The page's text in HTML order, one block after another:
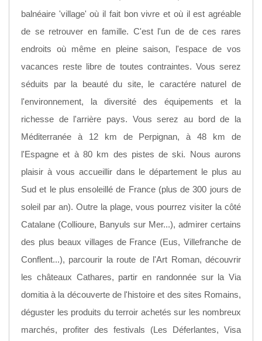
balnéaire 'village' où il fait bon vivre et où il est agréable
de se retrouver en famille. C'est l'un de de ces rares
endroits où même en pleine saison, l'espace de vos
vacances reste libre de toutes contraintes. Vous serez
séduits par la beauté du site, le caractére naturel de
l'environnement, la diversité des équipements et la
richesse de l'arrière pays. Vous serez au bord de la
Méditerranée à 12 km de Perpignan, à 48 km de
l'Espagne et à 80 km des pistes de ski. Nous aurons
plaisir à vous accueillir dans le département le plus au
Sud et le plus ensoleillé de France (plus de 300 jours de
soleil par an). Outre la plage, vous pourrez visiter la côté
Catalane (Collioure, Banyuls sur Mer...), admirer certains
des plus beaux villages de France (Eus, Villefranche de
Conflent...), parcourir la route de l'Art Roman, découvrir
les châteaux Cathares, partir en randonnée sur la Via
domitia à la découverte de l'histoire et des sites Romains,
déguster les produits du terroir achetés sur les nombreux
marchés, profiter des festivals (Les Déferlantes, Visa